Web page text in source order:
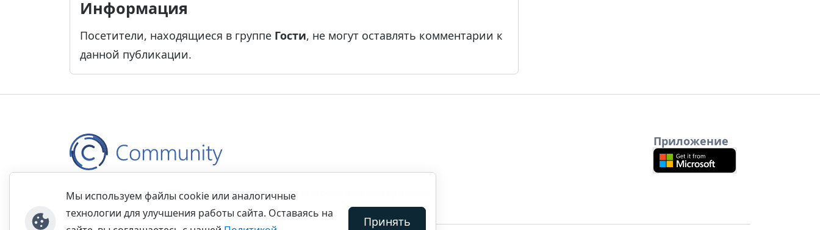
Информация
Посетители, находящиеся в группе Гости, не могут оставлять комментарии к
данной публикации.
КонтактыПравилаОбратная связьПравила копирования материалов
Приложение
Мы используем файлы cookie или аналогичные
технологии для улучшения работы сайта. Оставаясь на
Принять